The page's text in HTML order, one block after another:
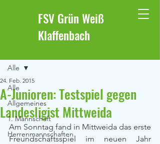
FSV Grün Weiß
Klaffenbach
Alle
Allgemeines
1. Mannschaft
Herrenmannschaften
Alle
A-Junioren: Testspiel gegen
Landesligist Mittweida
24. Feb. 2015
Am Sonntag fand in Mittweida das erste
Freundschaftsspiel im neuen Jahr